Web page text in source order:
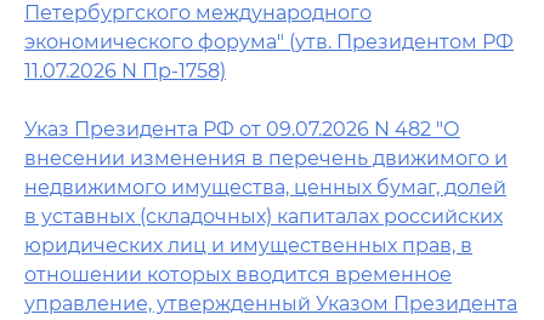
Петербургского международного
экономического форума" (утв. Президентом РФ
11.07.2026 N Пр-1758)
Указ Президента РФ от 09.07.2026 N 482 "О
внесении изменения в перечень движимого и
недвижимого имущества, ценных бумаг, долей
в уставных (складочных) капиталах российских
юридических лиц и имущественных прав, в
отношении которых вводится временное
управление, утвержденный Указом Президента